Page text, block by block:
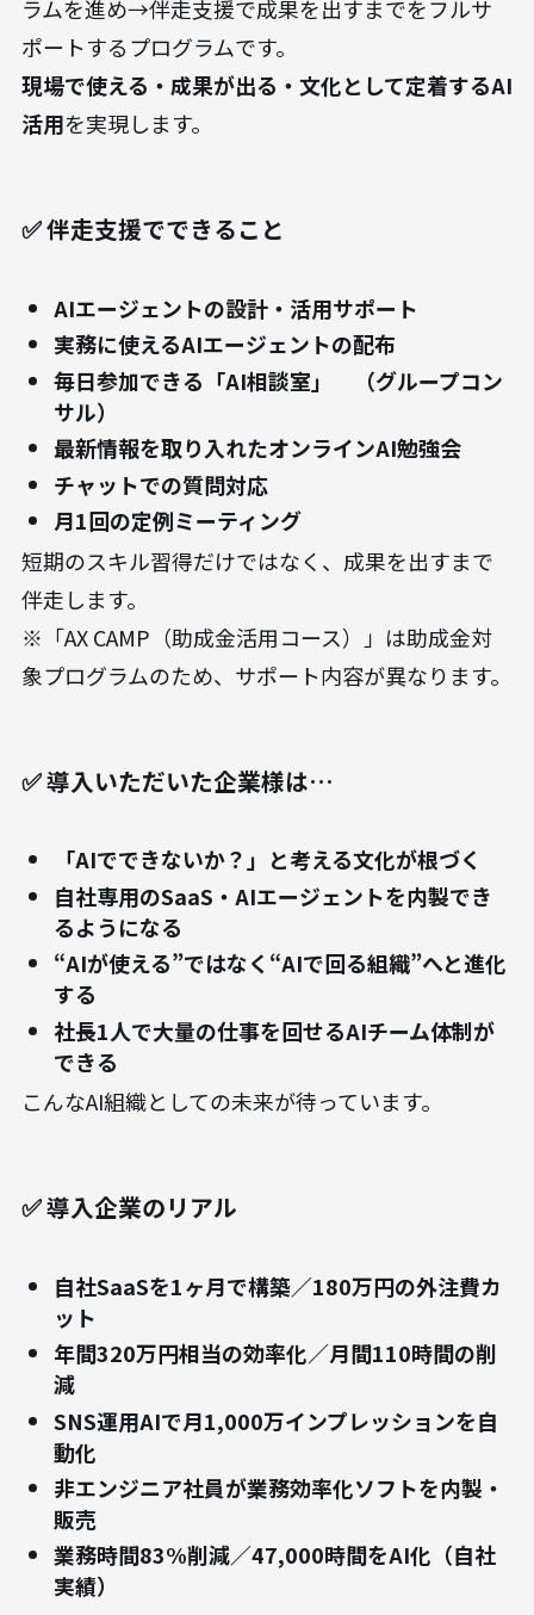
ラムを進め→伴走支援で成果を出すまでをフルサ
ポートするプログラムです。
現場で使える・成果が出る・文化として定着するAI
活用を実現します。
✅ 伴走支援でできること
AIエージェントの設計・活用サポート
実務に使えるAIエージェントの配布
毎日参加できる「AI相談室」 （グループコン
サル）
最新情報を取り入れたオンラインAI勉強会
チャットでの質問対応
月1回の定例ミーティング
短期のスキル習得だけではなく、成果を出すまで
伴走します。
※「AX CAMP（助成金活用コース）」は助成金対
象プログラムのため、サポート内容が異なります。
✅ 導入いただいた企業様は…
「AIでできないか？」と考える文化が根づく
自社専用のSaaS・AIエージェントを内製でき
るようになる
“AIが使える”ではなく“AIで回る組織”へと進化
する
社長1人で大量の仕事を回せるAIチーム体制が
できる
こんなAI組織としての未来が待っています。
✅ 導入企業のリアル
自社SaaSを1ヶ月で構築／180万円の外注費カ
ット
年間320万円相当の効率化／月間110時間の削
減
SNS運用AIで月1,000万インプレッションを自
動化
非エンジニア社員が業務効率化ソフトを内製・
販売
業務時間83%削減／47,000時間をAI化（自社
実績）